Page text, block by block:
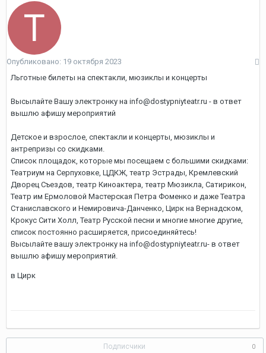
Опубликовано: 19 октября 2023
Льготные билеты на спектакли, мюзиклы и концерты
Высылайте Вашу электронку на info@dostypniyteatr.ru - в ответ
вышлю афишу мероприятий
Детское и взрослое, спектакли и концерты, мюзиклы и
антрепризы со скидками.
Список площадок, которые мы посещаем с большими скидками:
Театриум на Серпуховке, ЦДКЖ, театр Эстрады, Кремлевский
Дворец Съездов, театр Киноактера, театр Мюзикла, Сатирикон,
Театр им Ермоловой Мастерская Петра Фоменко и даже Театра
Станиславского и Немировича-Данченко, Цирк на Вернадском,
Крокус Сити Холл, Театр Русской песни и многие многие другие,
список постоянно расширяется, присоединяйтесь!
Высылайте вашу электронку на info@dostypniyteatr.ru- в ответ
вышлю афишу мероприятий.
в Цирк
Подписчики 0